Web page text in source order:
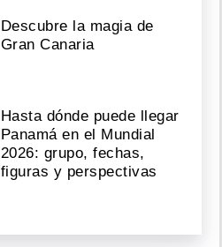
Descubre la magia de
Gran Canaria
Hasta dónde puede llegar
Panamá en el Mundial
2026: grupo, fechas,
figuras y perspectivas